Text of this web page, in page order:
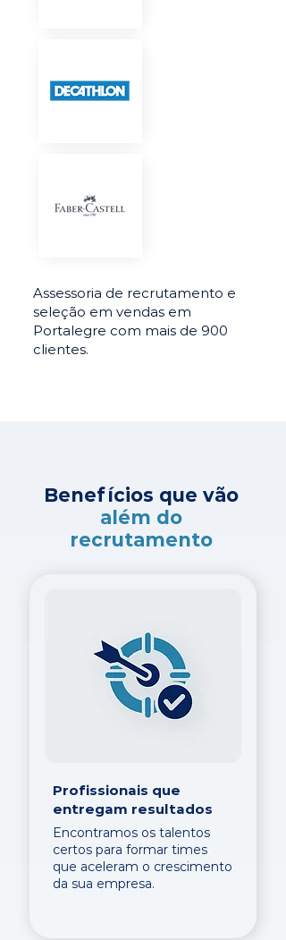
Assessoria de recrutamento e
seleção em vendas em
Portalegre com mais de 900
clientes.
Benefícios que vão
além do
recrutamento
Profissionais que
entregam resultados
Encontramos os talentos
certos para formar times
que aceleram o crescimento
da sua empresa.